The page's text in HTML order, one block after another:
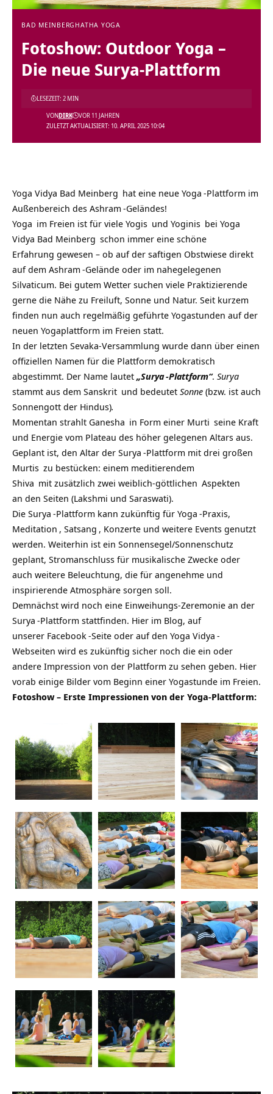
BAD MEINBERG HATHA YOGA
Fotoshow: Outdoor Yoga –
Die neue Surya-Plattform
ZULETZT AKTUALISIERT: 10. APRIL 2025 10:04
VONDIRK VOR 11 JAHREN
LESEZEIT: 2 MIN
Yoga Vidya Bad Meinberg hat eine neue Yoga -Plattform im
Außenbereich des Ashram -Geländes!
Yoga im Freien ist für viele Yogis und Yoginis bei Yoga
Vidya Bad Meinberg schon immer eine schöne
Erfahrung gewesen – ob auf der saftigen Obstwiese direkt
auf dem Ashram -Gelände oder im nahegelegenen
Silvaticum. Bei gutem Wetter suchen viele Praktizierende
gerne die Nähe zu Freiluft, Sonne und Natur. Seit kurzem
finden nun auch regelmäßig geführte Yogastunden auf der
neuen Yogaplattform im Freien statt.
In der letzten Sevaka-Versammlung wurde dann über einen
offiziellen Namen für die Plattform demokratisch
abgestimmt. Der Name lautet „Surya-Plattform“. Surya
stammt aus dem Sanskrit und bedeutet Sonne (bzw. ist auch
Sonnengott der Hindus).
Momentan strahlt Ganesha in Form einer Murti seine Kraft
und Energie vom Plateau des höher gelegenen Altars aus.
Geplant ist, den Altar der Surya -Plattform mit drei großen
Murtis zu bestücken: einem meditierendem
Shiva mit zusätzlich zwei weiblich-göttlichen Aspekten
an den Seiten (Lakshmi und Saraswati).
Die Surya -Plattform kann zukünftig für Yoga -Praxis,
Meditation , Satsang , Konzerte und weitere Events genutzt
werden. Weiterhin ist ein Sonnensegel/Sonnenschutz
geplant, Stromanschluss für musikalische Zwecke oder
auch weitere Beleuchtung, die für angenehme und
inspirierende Atmosphäre sorgen soll.
Demnächst wird noch eine Einweihungs-Zeremonie an der
Surya -Plattform stattfinden. Hier im Blog, auf
unserer Facebook-Seite oder auf den Yoga Vidya -
Webseiten wird es zukünftig sicher noch die ein oder
andere Impression von der Plattform zu sehen geben. Hier
vorab einige Bilder vom Beginn einer Yogastunde im Freien.
Fotoshow – Erste Impressionen von der Yoga-Plattform: